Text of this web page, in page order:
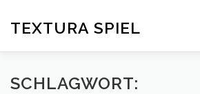
springen
TEXTURA SPIEL
DAS SPIELPRINZIP BLOG
SCHLAGWORT: